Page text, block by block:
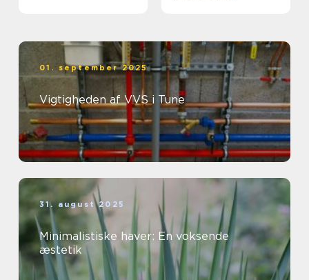
01. september 2025
Vigtigheden af VVS i Tune
31. august 2025
Minimalistiske haver: En voksende
æstetik